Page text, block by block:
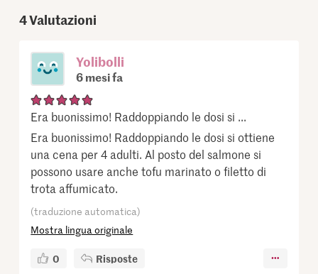
4Valutazioni
Yolibolli
6 mesi fa
Era buonissimo! Raddoppiando le dosi si ...
Era buonissimo! Raddoppiando le dosi si ottiene
una cena per 4 adulti. Al posto del salmone si
possono usare anche tofu marinato o filetto di
trota affumicato.
(traduzione automatica)
Mostra lingua originale
0 Risposte